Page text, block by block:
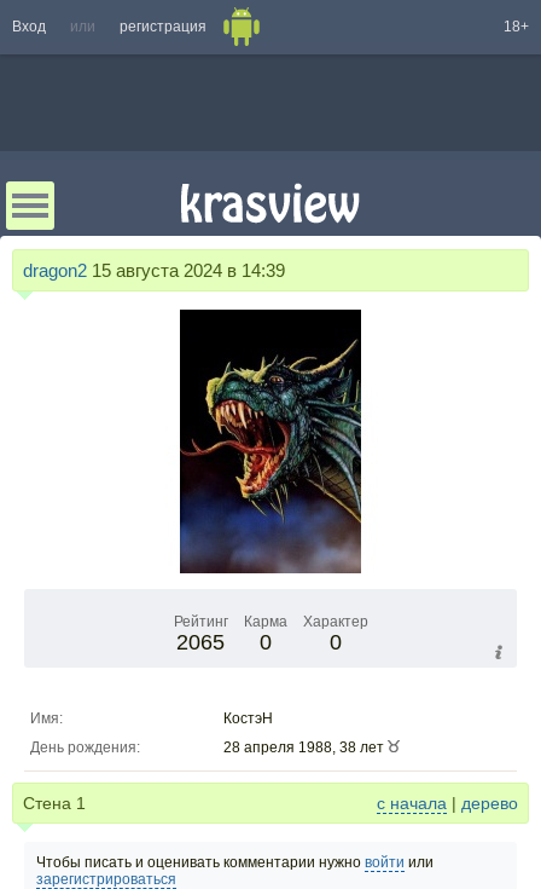
Вход или регистрация 18+
dragon2 15 августа 2024 в 14:39
Рейтинг
2065
Карма
0
Характер
0
Имя:
КостэН
День рождения:
28 апреля 1988, 38 лет
Стена 1 с начала | дерево
Чтобы писать и оценивать комментарии нужно войти или
зарегистрироваться